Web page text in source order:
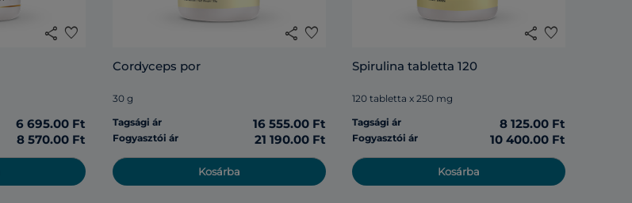
share favorite
6 695.00 Ft
8 570.00 Ft
share favorite
Cordyceps por
30 g
Tagsági ár
16 555.00 Ft
Fogyasztói ár 21 190.00 Ft
Kosárba
share favorite
Spirulina tabletta 120
120 tabletta x 250 mg
Tagsági ár
8 125.00 Ft
Fogyasztói ár 10 400.00 Ft
Kosárba